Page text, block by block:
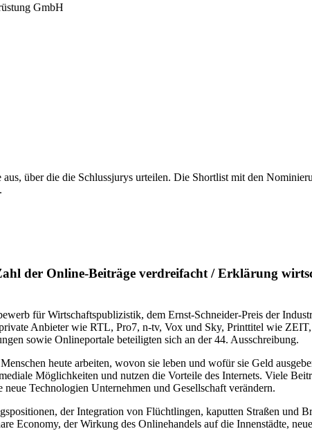
GmbH
über die die Schlussjurys urteilen. Die Shortlist mit den
der Online-Beiträge verdreifacht / Erklärung
für Wirtschaftspublizistik, dem Ernst-Schneider-Preis der
Anbieter wie RTL, Pro7, n-tv, Vox und Sky, Printtitel wie
sowie Onlineportale beteiligten sich an der 44. Ausschreibung.
heute arbeiten, wovon sie leben und wofür sie Geld
Möglichkeiten und nutzen die Vorteile des Internets. Viele
Technologien Unternehmen und Gesellschaft verändern.
der Integration von Flüchtlingen, kaputten Straßen und
Economy, der Wirkung des Onlinehandels auf die Innenstädte,